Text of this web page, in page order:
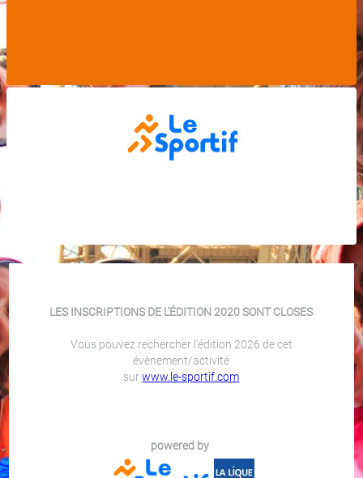
LES INSCRIPTIONS DE L'ÉDITION 2020 SONT CLOSES
Vous pouvez rechercher l'édition 2026 de cet
évènement/activité
surwww.le-sportif.com
powered by